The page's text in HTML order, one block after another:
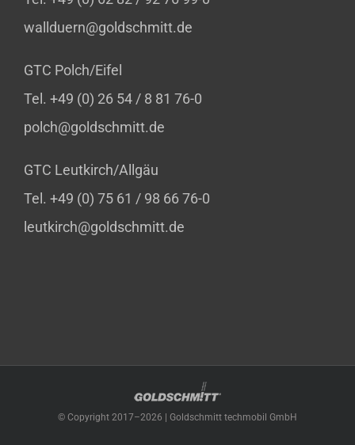
wallduern@goldschmitt.de
GTC Polch/Eifel
Tel. +49 (0) 26 54 / 8 81 76-0
polch@goldschmitt.de
GTC Leutkirch/Allgäu
Tel. +49 (0) 75 61 / 98 66 76-0
leutkirch@goldschmitt.de
© Copyright 2017–2026 | Goldschmitt techmobil GmbH